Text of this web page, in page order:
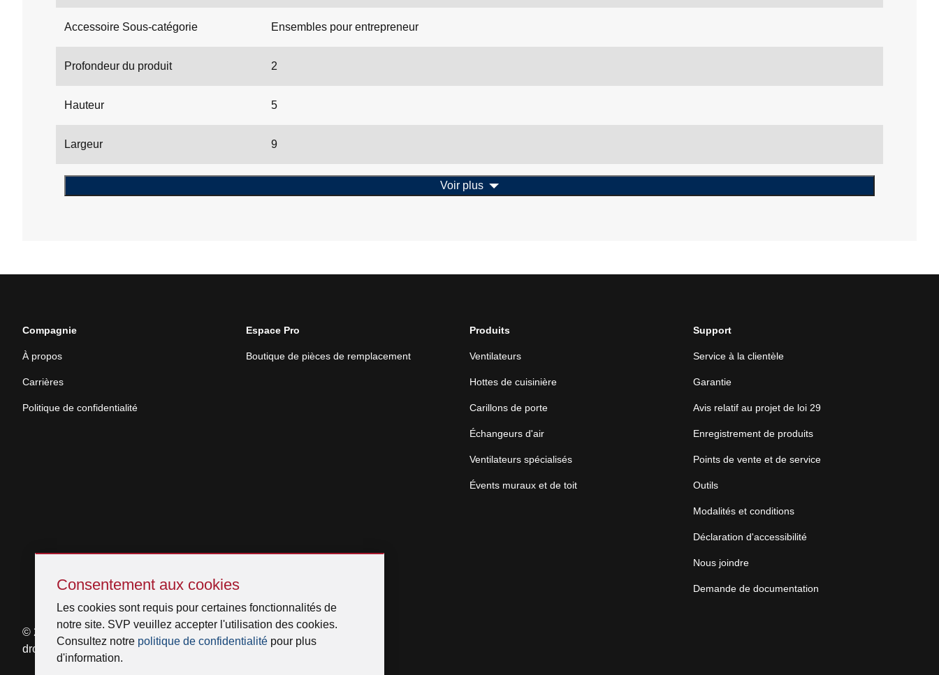
Consentement
cookies
Consentement aux cookies
Les cookies sont requis pour certaines fonctionnalités de
notre site. SVP veuillez accepter l'utilisation des cookies.
Consultez notre politique de confidentialité pour plus
d'information.
Accessoire Sous-catégorie Ensembles pour entrepreneur
Profondeur du produit 2
Hauteur 5
Largeur 9
Voir plus
Compagnie
À propos
Carrières
Politique de confidentialité
Espace Pro
Boutique de pièces de remplacement
Produits
Ventilateurs
Hottes de cuisinière
Carillons de porte
Échangeurs d'air
Ventilateurs spécialisés
Évents muraux et de toit
Support
Service à la clientèle
Garantie
Avis relatif au projet de loi 29
Enregistrement de produits
Points de vente et de service
Outils
Modalités et conditions
Déclaration d'accessibilité
Nous joindre
Demande de documentation
© 2026 Venmar Ventilation ULC Tous
droits réservés.